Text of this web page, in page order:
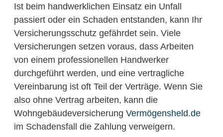
Ist beim handwerklichen Einsatz ein Unfall
passiert oder ein Schaden entstanden, kann Ihr
Versicherungsschutz gefährdet sein. Viele
Versicherungen setzen voraus, dass Arbeiten
von einem professionellen Handwerker
durchgeführt werden, und eine vertragliche
Vereinbarung ist oft Teil der Verträge. Wenn Sie
also ohne Vertrag arbeiten, kann die
Wohngebäudeversicherung Vermögensheld.de
im Schadensfall die Zahlung verweigern.